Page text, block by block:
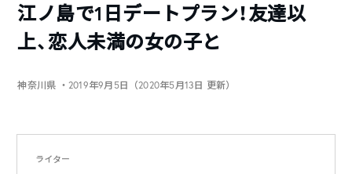
江ノ島で1日デートプラン！友達以
上、恋人未満の女の子と
神奈川県 ・2019年9月5日（2020年5月13日 更新）
ライター